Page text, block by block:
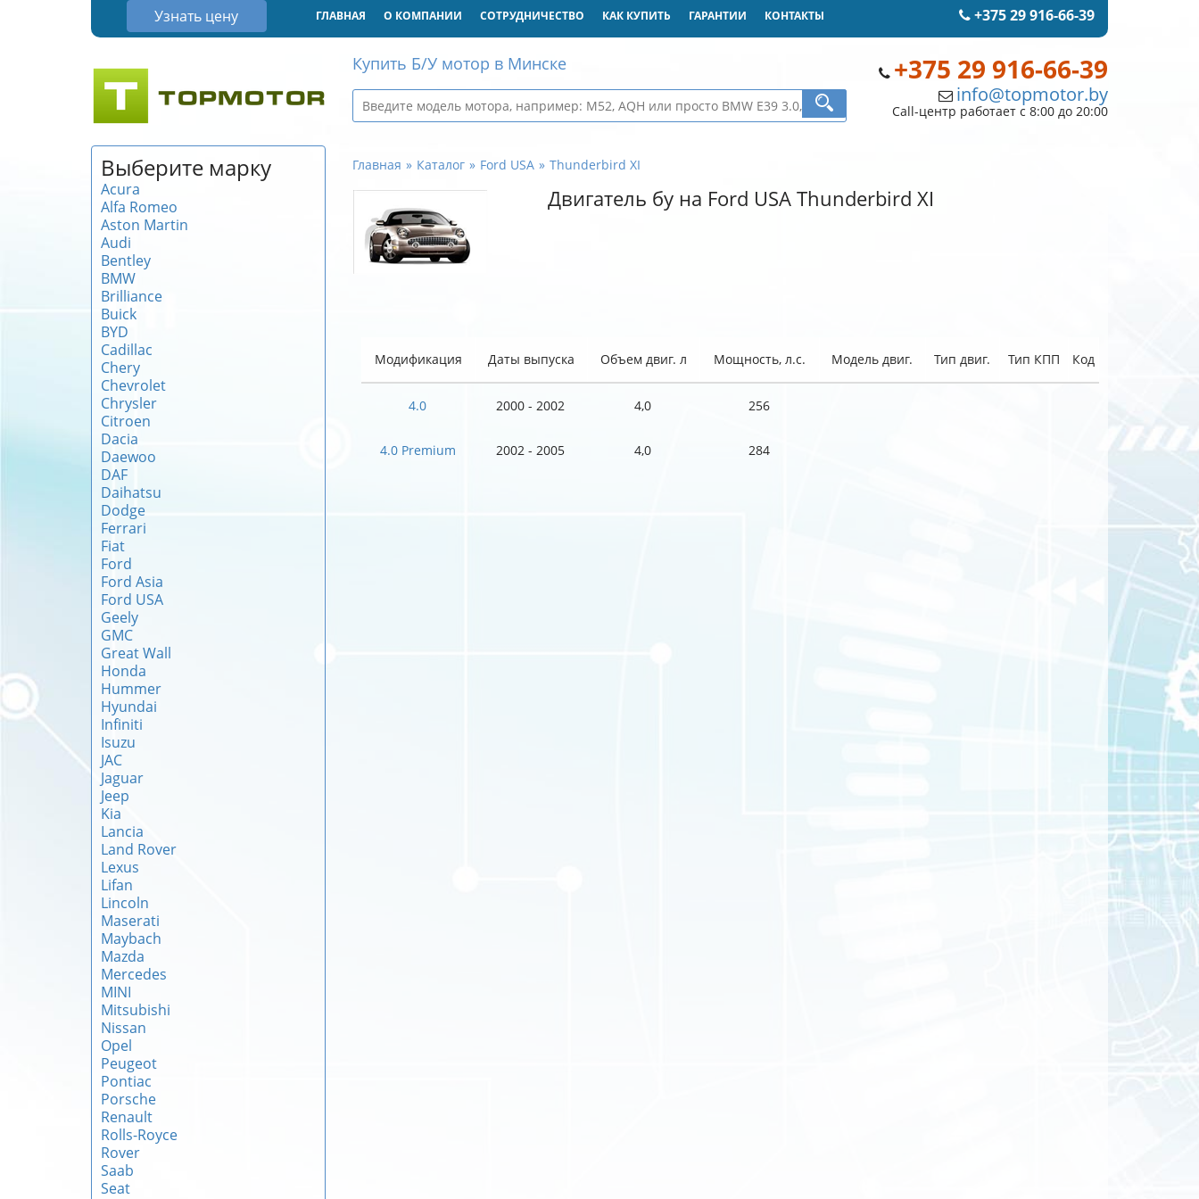
Узнать цену +375 29 916-66-39
ГЛАВНАЯ О КОМПАНИИ СОТРУДНИЧЕСТВО КАК КУПИТЬ ГАРАНТИИ КОНТАКТЫ
+375 29 916-66-39
info@topmotor.by
Call-центр работает с 8:00 до 20:00
Купить Б/У мотор в Минске
Выберите марку
Acura
Alfa Romeo
Aston Martin
Audi
Bentley
BMW
Brilliance
Buick
BYD
Cadillac
Chery
Chevrolet
Chrysler
Citroen
Dacia
Daewoo
DAF
Daihatsu
Dodge
Ferrari
Fiat
Ford
Ford Asia
Ford USA
Geely
GMC
Great Wall
Honda
Hummer
Hyundai
Infiniti
Isuzu
JAC
Jaguar
Jeep
Kia
Lancia
Land Rover
Lexus
Lifan
Lincoln
Maserati
Maybach
Mazda
Mercedes
MINI
Mitsubishi
Nissan
Opel
Peugeot
Pontiac
Porsche
Renault
Rolls-Royce
Rover
Saab
Seat
Главная Каталог Ford USA Thunderbird XI
Двигатель бу на Ford USA Thunderbird XI
Модификация Даты выпуска Объем двиг. л Мощность, л.с. Модель двиг. Тип двиг. Тип КПП Код
4.0 2000 - 2002 4,0 256
4.0 Premium 2002 - 2005 4,0 284